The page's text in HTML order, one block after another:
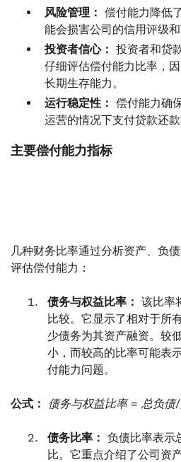
风险管理： 偿付能力降低
能会损害公司的信用评级
投资者信心： 投资者和贷
仔细评估偿付能力比率，
长期生存能力。
运行稳定性： 偿付能力确
运营的情况下支付贷款还款
主要偿付能力指标
几种财务比率通过分析资产、负
评估偿付能力：
债务与权益比率： 该比率
比较。它显示了相对于所
少债务为其资产融资。较
小，而较高的比率可能表
付能力问题。
公式： 债务与权益比率 = 总负债
债务比率： 负债比率表示
比。它重点介绍了公司资